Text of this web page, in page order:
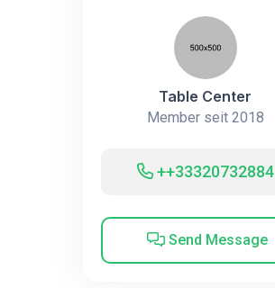
Table Center
Member seit 2018
++33320732884
Send Message